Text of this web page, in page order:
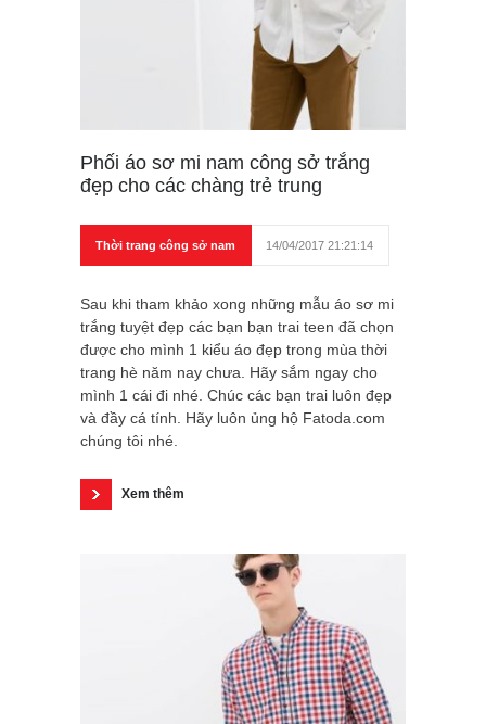
Phối áo sơ mi nam công sở trắng
đẹp cho các chàng trẻ trung
Thời trang công sở nam 14/04/2017 21:21:14
Sau khi tham khảo xong những mẫu áo sơ mi
trắng tuyệt đẹp các bạn bạn trai teen đã chọn
được cho mình 1 kiểu áo đẹp trong mùa thời
trang hè năm nay chưa. Hãy sắm ngay cho
mình 1 cái đi nhé. Chúc các bạn trai luôn đẹp
và đầy cá tính. Hãy luôn ủng hộ Fatoda.com
chúng tôi nhé.
Xem thêm